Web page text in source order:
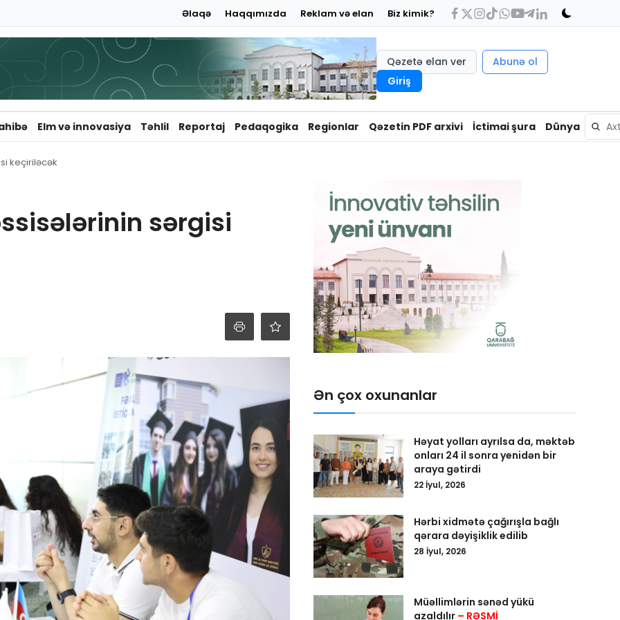
Əlaqə Haqqımızda Reklam və elan Biz kimik?
Qəzetə elan ver
Abunə ol
Giriş
Elm və innovasiya Təhlil Reportaj Pedaqogika Regionlar Qəzetin PDF arxivi İctimai şura Dünya
keçiriləcək
sərgisi
Ən çox oxunanlar
Həyat yolları ayrılsa da, məktəb
onları 24 il sonra yenidən bir
araya gətirdi
22 İyul, 2026
Hərbi xidmətə çağırışla bağlı
qərara dəyişiklik edilib
28 İyul, 2026
Müəllimlərin sənəd yükü
azaldılır – RƏSMİ